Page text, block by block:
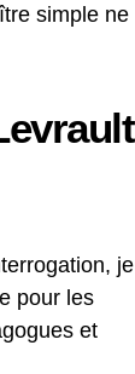
simple ne
je
pour les
et